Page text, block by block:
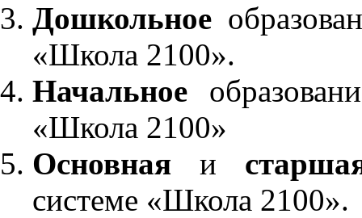
Дошкольное
«Школа 2100».
Начальное
«Школа 2100»
Основнаяи
системе «Школа 2100».